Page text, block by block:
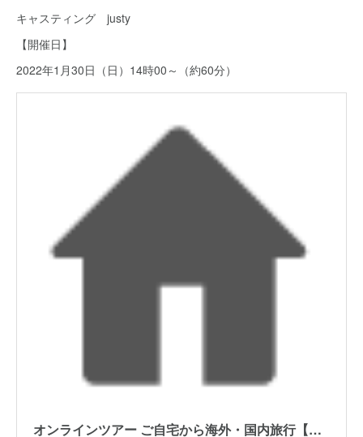
キャスティング justy
【開催日】
2022年1月30日（日）14時00～（約60分）
オンラインツアー ご自宅から海外・国内旅行【HIS】